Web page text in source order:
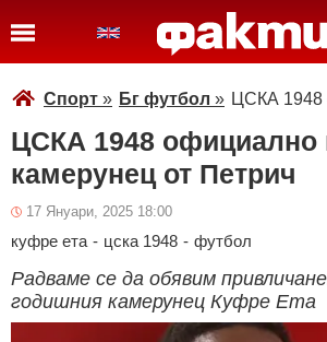
Спорт » Бг футбол » ЦСКА 1948
ЦСКА 1948 официално
камерунец от Петрич
17 Януари, 2025 18:00
куфре ета - цска 1948 - футбол
Радваме се да обявим
годишния камерунец Куфре Ета